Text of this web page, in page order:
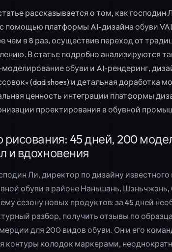
рассказывается о том, как господин
помощью платформы AI-дизайна обуви
чем в 8 раз, осуществив переход от
В статье подробно анализируются
обуви и AI-рендеринг,
(dad shoes) и детальная доработка
ценность интеграции платформы
проектирования в обувной
рисования: 45 дней, 200
и вдохновения
Ли, директор по дизайну
обуви в районе Наньшань, Шэньчжэнь,
сезону новых продуктов: за 45 дней
разбор, получить отзывы по
для 200 видов обуви. Он и его
контуры колодок маркерами,